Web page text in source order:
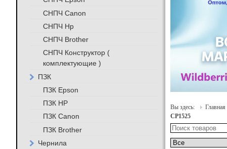
Вы здесь: Главная
CP1525
СНПЧ Canon
СНПЧ Hp
СНПЧ Brother
СНПЧ Конструктор (
комплектующие )
ПЗК
ПЗК Epson
ПЗК HP
ПЗК Canon
ПЗК Brother
Чернила